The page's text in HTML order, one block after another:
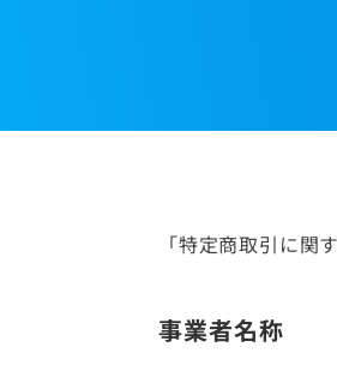
「特定商取引に関
事業者名称